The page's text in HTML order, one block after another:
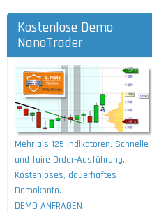
Kostenlose Demo
NanoTrader
Mehr als 125 Indikatoren. Schnelle
und faire Order-Ausführung.
Kostenloses, dauerhaftes
Demokonto.
DEMO ANFRAGEN